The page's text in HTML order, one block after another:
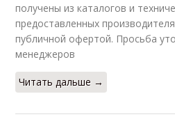
получены из каталогов и
предоставленных
публичной офертой. Просьба
менеджеров
Читать дальше →